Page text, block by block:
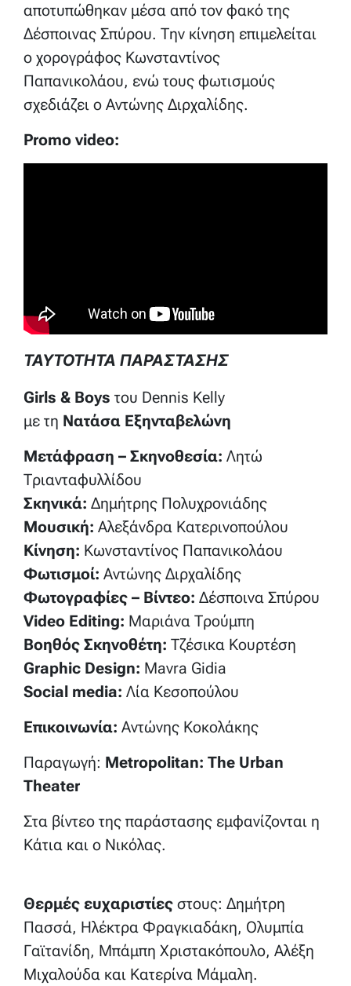
αποτυπώθηκαν μέσα από τον φακό της
Δέσποινας Σπύρου. Την κίνηση επιμελείται
ο χορογράφος Κωνσταντίνος
Παπανικολάου, ενώ τους φωτισμούς
σχεδιάζει ο Αντώνης Διρχαλίδης.
Promo video:
ΤΑΥΤΟΤΗΤΑ ΠΑΡΑΣΤΑΣΗΣ
Girls & Boys του Dennis Kelly
με τη Νατάσα Εξηνταβελώνη
Μετάφραση – Σκηνοθεσία: Λητώ
Τριανταφυλλίδου
Σκηνικά: Δημήτρης Πολυχρονιάδης
Μουσική: Αλεξάνδρα Κατερινοπούλου
Κίνηση: Κωνσταντίνος Παπανικολάου
Φωτισμοί: Αντώνης Διρχαλίδης
Φωτογραφίες – Βίντεο: Δέσποινα Σπύρου
Video Editing: Μαριάνα Τρούμπη
Βοηθός Σκηνοθέτη: Τζέσικα Κουρτέση
Graphic Design: Mavra Gidia
Social media: Λία Κεσοπούλου
Επικοινωνία: Αντώνης Κοκολάκης
Παραγωγή: Metropolitan: The Urban
Theater
Στα βίντεο της παράστασης εμφανίζονται η
Κάτια και ο Νικόλας.
Θερμές ευχαριστίες στους: Δημήτρη
Πασσά, Ηλέκτρα Φραγκιαδάκη, Ολυμπία
Γαϊτανίδη, Μπάμπη Χριστακόπουλο, Αλέξη
Μιχαλούδα και Κατερίνα Μάμαλη.